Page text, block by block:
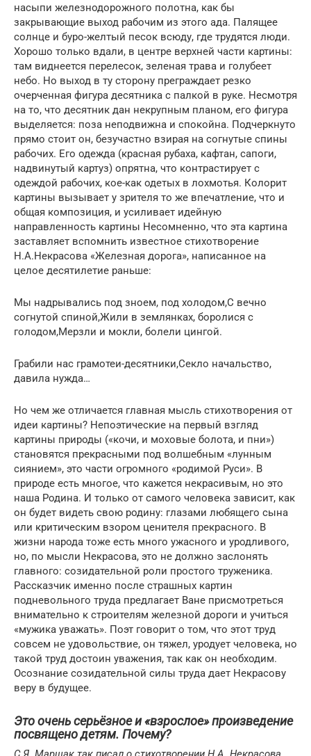
насыпи железнодорожного полотна, как бы
закрывающие выход рабочим из этого ада. Палящее
солнце и буро-желтый песок всюду, где трудятся люди.
Хорошо только вдали, в центре верхней части картины:
там виднеется перелесок, зеленая трава и голубеет
небо. Но выход в ту сторону преграждает резко
очерченная фигура десятника с палкой в руке. Несмотря
на то, что десятник дан некрупным планом, его фигура
выделяется: поза неподвижна и спокойна. Подчеркнуто
прямо стоит он, безучастно взирая на согнутые спины
рабочих. Его одежда (красная рубаха, кафтан, сапоги,
надвинутый картуз) опрятна, что контрастирует с
одеждой рабочих, кое-как одетых в лохмотья. Колорит
картины вызывает у зрителя то же впечатление, что и
общая композиция, и усиливает идейную
направленность картины Несомненно, что эта картина
заставляет вспомнить известное стихотворение
Н.А.Некрасова «Железная дорога», написанное на
целое десятилетие раньше:
Мы надрывались под зноем, под холодом,С вечно
согнутой спиной,Жили в землянках, боролися с
голодом,Мерзли и мокли, болели цингой.
Грабили нас грамотеи-десятники,Секло начальство,
давила нужда…
Но чем же отличается главная мысль стихотворения от
идеи картины? Непоэтические на первый взгляд
картины природы («кочи, и моховые болота, и пни»)
становятся прекрасными под волшебным «лунным
сиянием», это части огромного «родимой Руси». В
природе есть многое, что кажется некрасивым, но это
наша Родина. И только от самого человека зависит, как
он будет видеть свою родину: глазами любящего сына
или критическим взором ценителя прекрасного. В
жизни народа тоже есть много ужасного и уродливого,
но, по мысли Некрасова, это не должно заслонять
главного: созидательной роли простого труженика.
Рассказчик именно после страшных картин
подневольного труда предлагает Ване присмотреться
внимательно к строителям железной дороги и учиться
«мужика уважать». Поэт говорит о том, что этот труд
совсем не удовольствие, он тяжел, уродует человека, но
такой труд достоин уважения, так как он необходим.
Осознание созидательной силы труда дает Некрасову
веру в будущее.
Это очень серьёзное и «взрослое» произведение
посвящено детям. Почему?